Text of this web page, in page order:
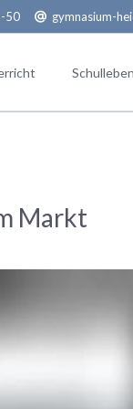
50 gymnasium-
Schulleben
Markt